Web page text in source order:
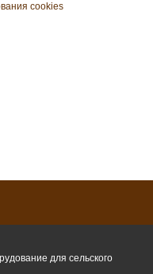
cookies
для сельского